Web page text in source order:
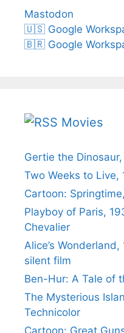
Mastodon
🇺🇸 Google
🇧🇷 Google
Movies
Gertie the Dinosaur,
Two Weeks to Live,
Cartoon:
Playboy of Paris,
Chevalier
Alice’s
silent film
Ben-Hur: A Tale of
The Mysterious
Technicolor
Cartoon: Great